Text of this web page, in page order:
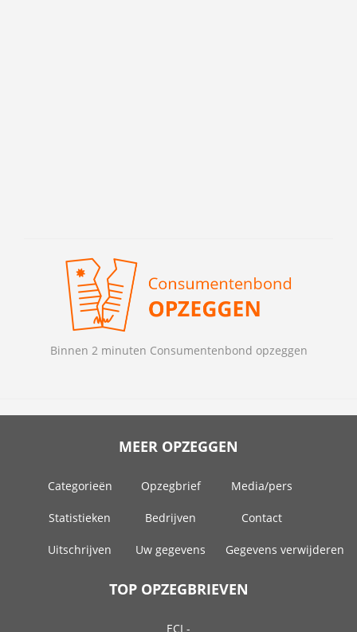
Binnen 2 minuten Consumentenbond opzeggen
MEER OPZEGGEN
Categorieën Opzegbrief Media/pers
Statistieken Bedrijven Contact
Uitschrijven Uw gegevens Gegevens verwijderen
TOP OPZEGBRIEVEN
ECI -